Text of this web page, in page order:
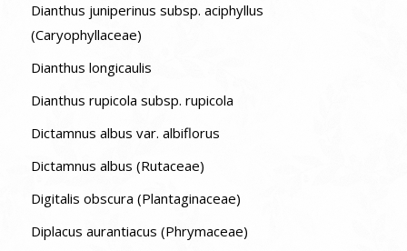
Dianthus juniperinus subsp. aciphyllus
(Caryophyllaceae)
Dianthus longicaulis
Dianthus rupicola subsp. rupicola
Dictamnus albus var. albiflorus
Dictamnus albus (Rutaceae)
Digitalis obscura (Plantaginaceae)
Diplacus aurantiacus (Phrymaceae)